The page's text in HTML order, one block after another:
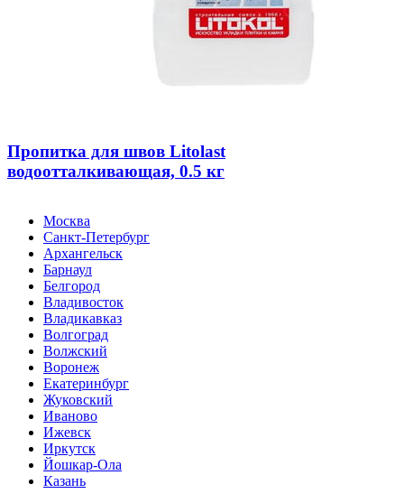
Пропитка для швов Litolast
водоотталкивающая, 0.5 кг
Москва
Санкт-Петербург
Архангельск
Барнаул
Белгород
Владивосток
Владикавказ
Волгоград
Волжский
Воронеж
Екатеринбург
Жуковский
Иваново
Ижевск
Иркутск
Йошкар-Ола
Казань